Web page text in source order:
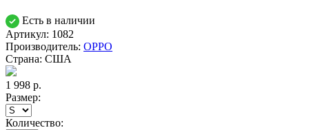
Есть в наличии
Артикул: 1082
Производитель: OPPO
Страна: США
1 998 р.
Размер:
Количество: